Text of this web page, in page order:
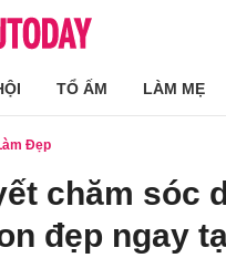
TỔ ẤM LÀM MẸ
Đẹp
chăm sóc
đẹp ngay